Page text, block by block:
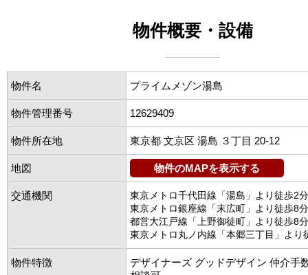
物件概要・設備
物件名 プライムメゾン湯島
物件管理番号 12629409
物件所在地 東京都 文京区 湯島 ３丁目 20-12
地図 物件のMAPを表示する
交通機関
東京メトロ千代田線「湯島」より徒歩2分
東京メトロ銀座線「末広町」より徒歩8分
都営大江戸線「上野御徒町」より徒歩8分
東京メトロ丸ノ内線「本郷三丁目」より
物件特徴
デザイナーズ グッドデザイン 仲介手